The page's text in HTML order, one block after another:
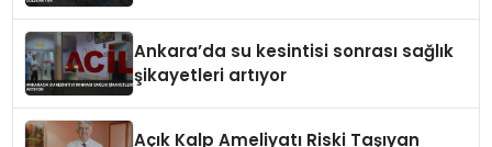
Ankara’da su kesintisi sonrası sağlık
şikayetleri artıyor
Açık Kalp Ameliyatı Riski Taşıyan